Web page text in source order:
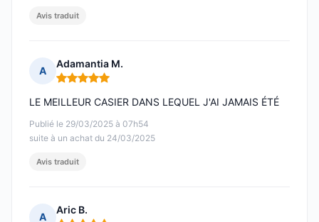
Avis traduit
A
Adamantia M.
Note : 5 sur 5
Publié le 29/03/2025 à 07h54
suite à un achat du 24/03/2025
LE MEILLEUR CASIER DANS LEQUEL J'AI JAMAIS ÉTÉ
Avis traduit
A
Aric B.